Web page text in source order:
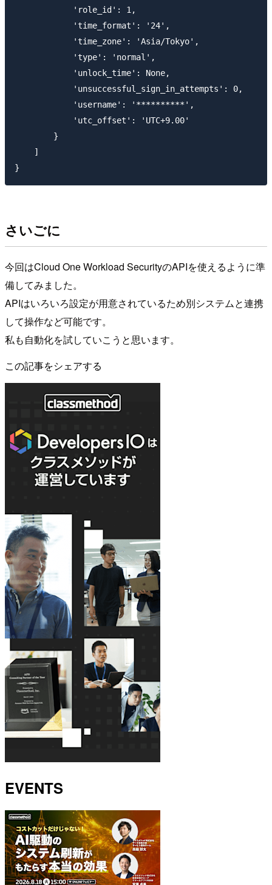
            'role_id': 1,
            'time_format': '24',
            'time_zone': 'Asia/Tokyo',
            'type': 'normal',
            'unlock_time': None,
            'unsuccessful_sign_in_attempts': 0,
            'username': '**********',
            'utc_offset': 'UTC+9.00'
        }
    ]
さいごに
今回はCloud One Workload SecurityのAPIを使えるように準
備してみました。
APIはいろいろ設定が用意されているため別システムと連携
して操作など可能です。
私も自動化を試していこうと思います。
この記事をシェアする
EVENTS